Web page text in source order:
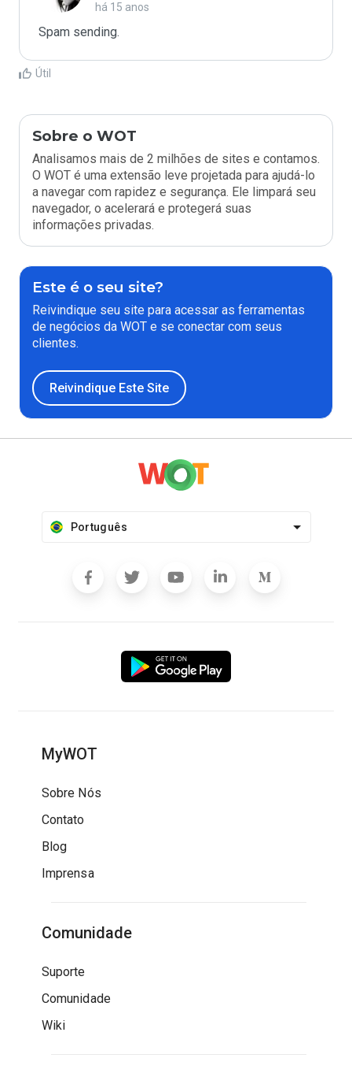
há 15 anos
Spam sending.
Útil
Sobre o WOT
Analisamos mais de 2 milhões de sites e contamos.
O WOT é uma extensão leve projetada para ajudá-lo
a navegar com rapidez e segurança. Ele limpará seu
navegador, o acelerará e protegerá suas
informações privadas.
Este é o seu site?
Reivindique seu site para acessar as ferramentas
de negócios da WOT e se conectar com seus
clientes.
Reivindique Este Site
Português
MyWOT
Sobre Nós
Contato
Blog
Imprensa
Comunidade
Suporte
Comunidade
Wiki